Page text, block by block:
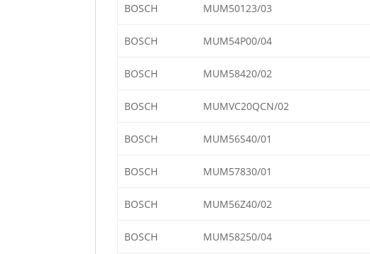
BOSCH MUM50123/03
BOSCH MUM54P00/04
BOSCH MUM58420/02
BOSCH MUMVC20QCN/02
BOSCH MUM56S40/01
BOSCH MUM57830/01
BOSCH MUM56Z40/02
BOSCH MUM58250/04